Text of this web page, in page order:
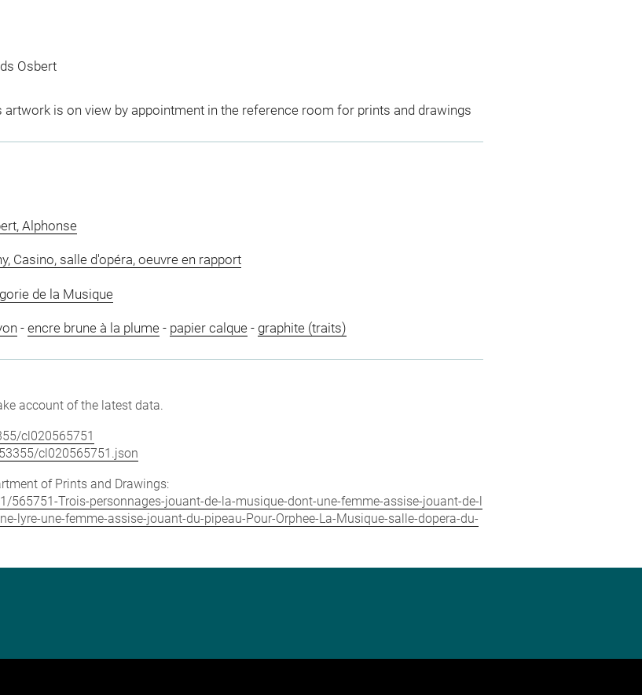
Osbert
artwork is on view by appointment in the reference room for prints and drawings
Alphonse
Casino, salle d'opéra, oeuvre en rapport
de la Musique
- encre brune à la plume- papier calque- graphite (traits)
account of the latest data.
cl020565751
cl020565751.json
of Prints and Drawings:
565751-Trois-personnages-jouant-de-la-musique-dont-une-femme-assise-jouant-de-l
lyre-une-femme-assise-jouant-du-pipeau-Pour-Orphee-La-Musique-salle-dopera-du-